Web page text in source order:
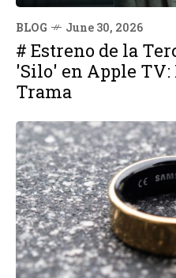
BLOG June 30, 2026
# Estreno de la
'Silo' en Apple TV:
Trama